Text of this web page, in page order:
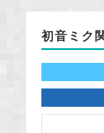
初音ミク